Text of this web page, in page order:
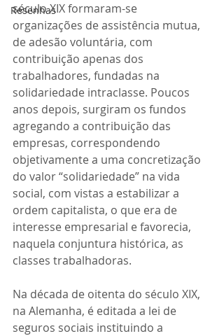
Resenhas
século XIX formaram-se
organizações de assistência mutua,
de adesão voluntária, com
contribuição apenas dos
trabalhadores, fundadas na
solidariedade intraclasse. Poucos
anos depois, surgiram os fundos
agregando a contribuição das
empresas, correspondendo
objetivamente a uma concretização
do valor “solidariedade” na vida
social, com vistas a estabilizar a
ordem capitalista, o que era de
interesse empresarial e favorecia,
naquela conjuntura histórica, as
classes trabalhadoras.
Na década de oitenta do século XIX,
na Alemanha, é editada a lei de
seguros sociais instituindo a